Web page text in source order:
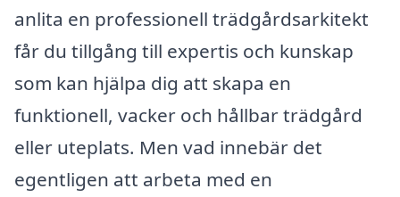
anlita en professionell trädgårdsarkitekt
får du tillgång till expertis och kunskap
som kan hjälpa dig att skapa en
funktionell, vacker och hållbar trädgård
eller uteplats. Men vad innebär det
egentligen att arbeta med en